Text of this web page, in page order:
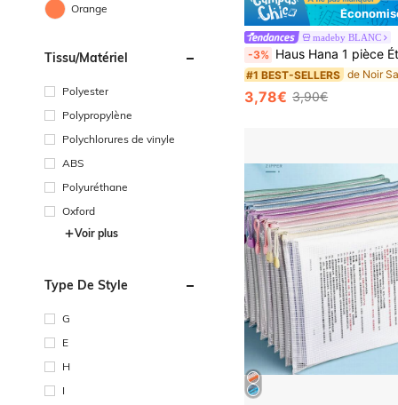
Orange
Tissu/matériel
Polyester
Polypropylène
Polychlorures de vinyle
ABS
Polyuréthane
Oxford
Voir plus
Type De Style
G
E
H
I
madeby BLANC
-3% Haus Hana 1 pièce Étui à crayon simple et tridimensionnel, sac de rangement pour pinceaux de maquillage unisexe avec fermeture éclair. Sac de rangement pratique et
#1 BEST-SELLERS
3,78€ 3,90€